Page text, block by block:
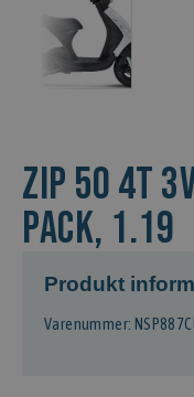
ZIP 50 4T
PACK, 1.19
Produkt
Varenummer: